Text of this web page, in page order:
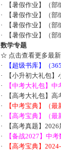
·
【暑假作业】（
·
【暑假作业】（
·
【暑假作业】（
·
【暑假作业】（
数学专题
☆ 点击查看更多最
·
【超级书库】（
·
【小升初大礼包
·
【中考大礼包】
·
【高考大礼包】
·
【中考宝典】（
·
【高考宝典】（
·
【高考真题】
·
【备战2027】中
·
【高考宝典】